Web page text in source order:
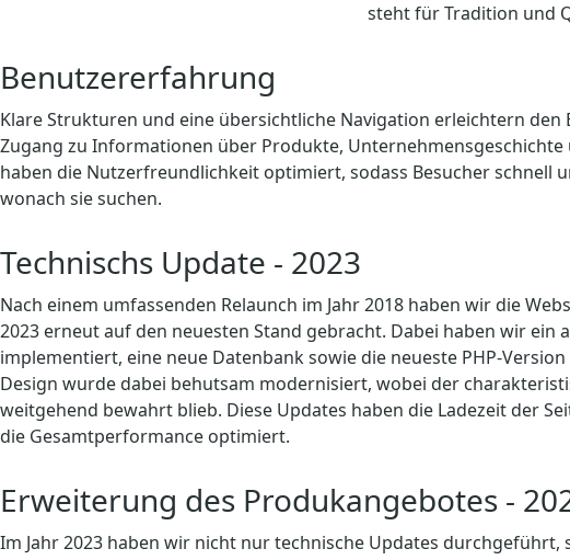
steht für Tradition und
Benutzererfahrung
Klare Strukturen und eine übersichtliche Navigation erleichtern den
Zugang zu Informationen über Produkte, Unternehmensgeschichte
haben die Nutzerfreundlichkeit optimiert, sodass Besucher schnell
wonach sie suchen.
Technischs Update - 2023
Nach einem umfassenden Relaunch im Jahr 2018 haben wir die
2023 erneut auf den neuesten Stand gebracht. Dabei haben wir ein
implementiert, eine neue Datenbank sowie die neueste PHP-
Design wurde dabei behutsam modernisiert, wobei der
weitgehend bewahrt blieb. Diese Updates haben die Ladezeit der
die Gesamtperformance optimiert.
Erweiterung des Produkangebotes -
Im Jahr 2023 haben wir nicht nur technische Updates durchgeführt,